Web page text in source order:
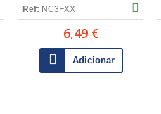
Ref: NC3FXX
6,49 €
Adicionar